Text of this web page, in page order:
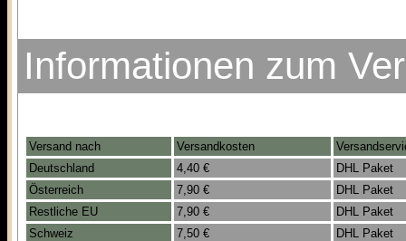
Informationen zum
Versand nach Versandkosten
Deutschland
4,40 €
DHL Paket
Österreich
7,90 €
DHL Paket
Restliche EU
7,90 €
DHL Paket
Schweiz
7,50 € DHL Paket